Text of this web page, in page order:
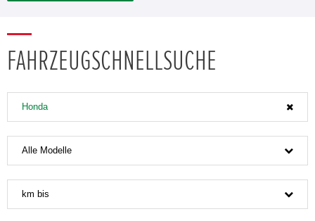
FAHRZEUGSCHNELLSUCHE
Honda
Alle Modelle
km bis